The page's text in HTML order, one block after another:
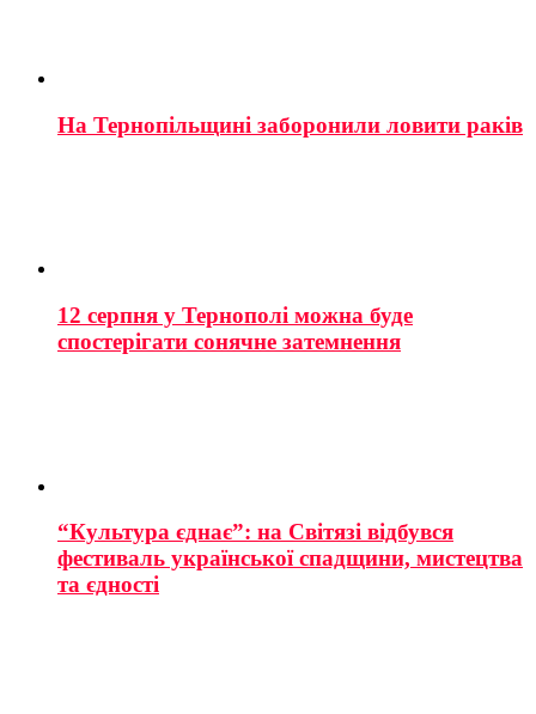
На Тернопільщині заборонили ловити раків
12 серпня у Тернополі можна буде
спостерігати сонячне затемнення
“Культура єднає”: на Світязі відбувся
фестиваль української спадщини, мистецтва
та єдності